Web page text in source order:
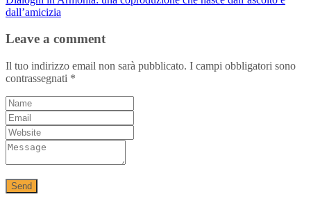
dall’amicizia
Leave a comment
Il tuo indirizzo email non sarà pubblicato. I campi obbligatori sono
contrassegnati *